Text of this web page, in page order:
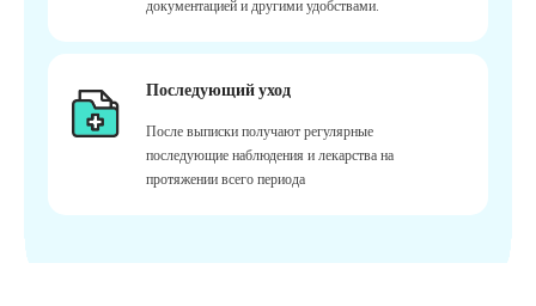
документацией и другими удобствами.
Последующий уход
После выписки получают регулярные
последующие наблюдения и лекарства на
протяжении всего периода